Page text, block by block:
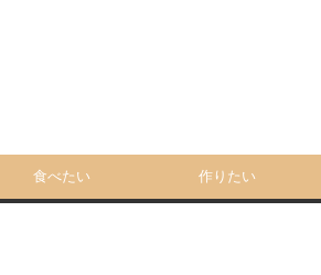
食べたい 作りたい